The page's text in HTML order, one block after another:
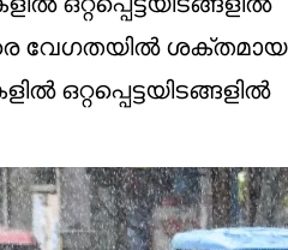
വേഗതയിൽ ശക്തമായ
ഒറ്റപ്പെട്ടയിടങ്ങളിൽ